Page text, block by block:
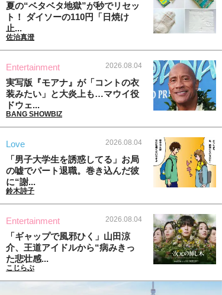
夏の“ベタベタ地獄”が秒でリセッ
ト！ ダイソーの110円「日焼け
止...
佐治真澄
Entertainment 2026.08.04
実写版『モアナ』が「コントの衣
装みたい」と大炎上も…マウイ役
ドウェ...
BANG SHOWBIZ
Love 2026.08.04
「男子大学生を誘惑してる」お局
の嘘でパート退職。巻き込んだ彼
に“謝...
鈴木詩子
Entertainment 2026.08.04
「ギャップで風邪ひく」山田涼
介、王道アイドルから“病みきっ
た悲壮感...
こじらぶ